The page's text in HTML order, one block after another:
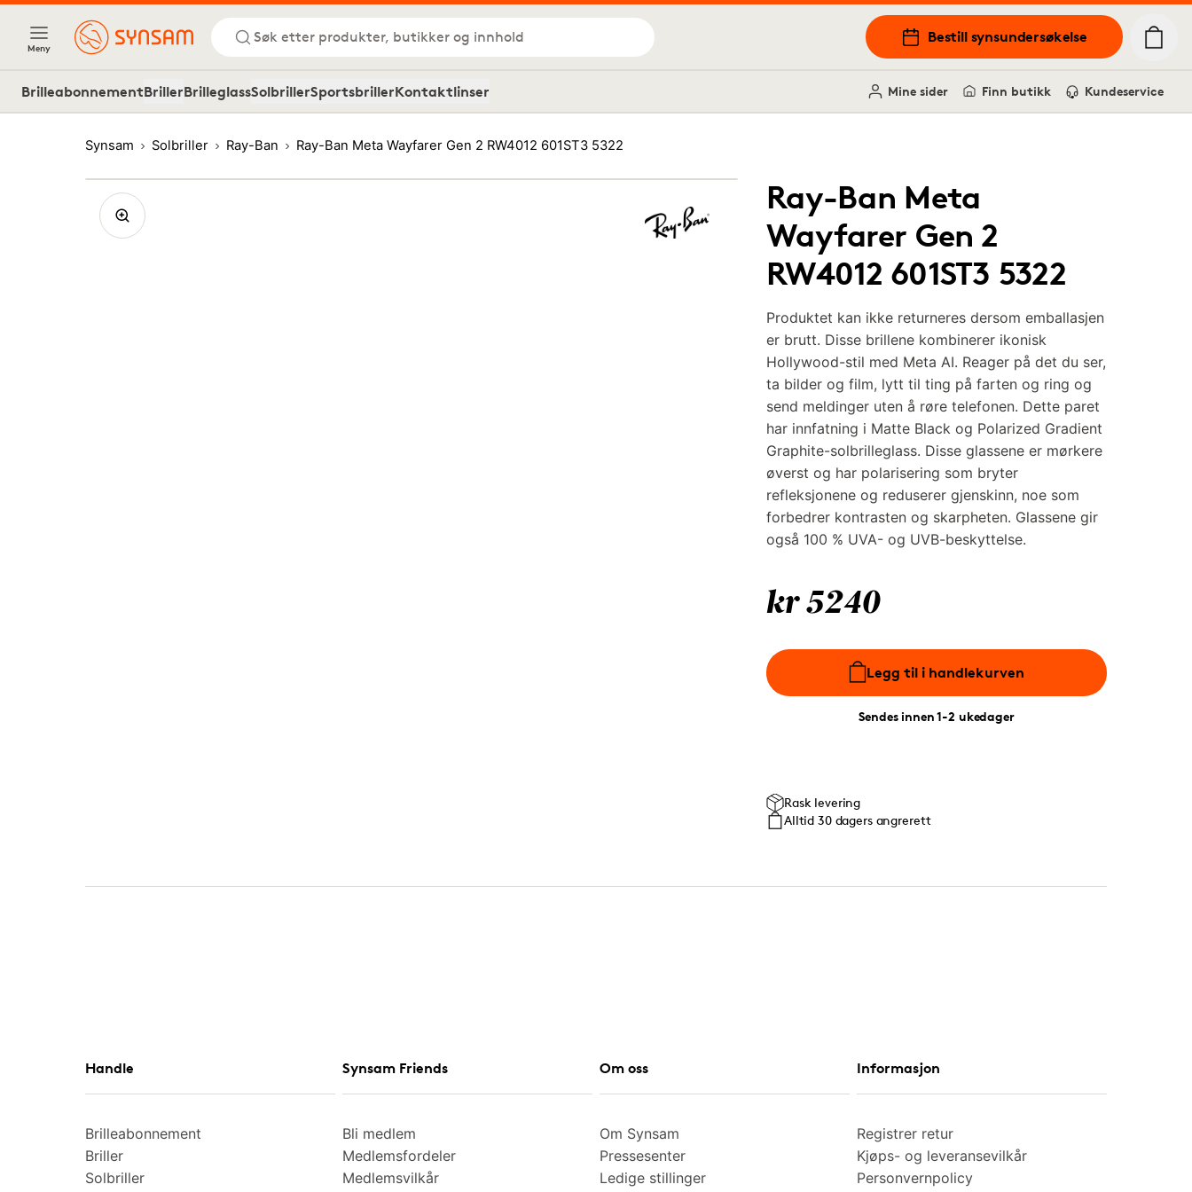
Meny
Søk etter produkter, butikker og innhold Bestill synsundersøkelse
BrilleabonnementBrillerBrilleglassSolbrillerSportsbrillerKontaktlinser Mine sider Finn butikk Kundeservice
Synsam Solbriller Ray-Ban Ray-Ban Meta Wayfarer Gen 2 RW4012 601ST3 5322
Ray-Ban Meta
Wayfarer Gen 2
RW4012 601ST3 5322
Produktet kan ikke returneres dersom emballasjen
er brutt. Disse brillene kombinerer ikonisk
Hollywood-stil med Meta AI. Reager på det du ser,
ta bilder og film, lytt til ting på farten og ring og
send meldinger uten å røre telefonen. Dette paret
har innfatning i Matte Black og Polarized Gradient
Graphite-solbrilleglass. Disse glassene er mørkere
øverst og har polarisering som bryter
refleksjonene og reduserer gjenskinn, noe som
forbedrer kontrasten og skarpheten. Glassene gir
også 100 % UVA- og UVB-beskyttelse.
kr 5240
Legg til i handlekurven
Sendes innen 1-2 ukedager
Rask levering
Alltid 30 dagers angrerett
Handle
Brilleabonnement
Briller
Solbriller
Synsam Friends
Bli medlem
Medlemsfordeler
Medlemsvilkår
Om oss
Om Synsam
Pressesenter
Ledige stillinger
Informasjon
Registrer retur
Kjøps- og leveransevilkår
Personvernpolicy